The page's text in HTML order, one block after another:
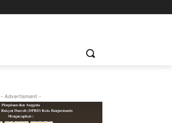
- Advertisment -